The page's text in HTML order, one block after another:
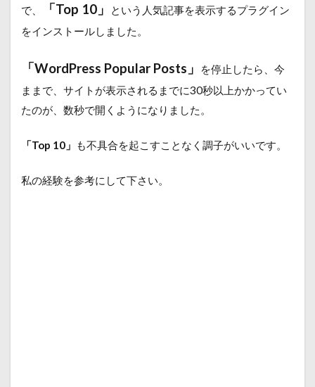
で、
「Top 10」
という人気記事を表示するプラグイン
をインストールしました。
「WordPress Popular Posts」
を停止したら、今
ままで、サイトが表示されるまでに30秒以上かかってい
たのが、数秒で開くようになりました。
「Top 10」 も不具合を起こすことなく調子がいいです。
私の経験を参考にして下さい。